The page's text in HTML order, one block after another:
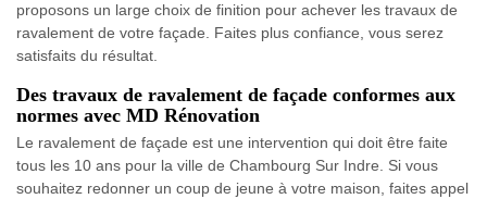
proposons un large choix de finition pour achever les travaux de
ravalement de votre façade. Faites plus confiance, vous serez
satisfaits du résultat.
Des travaux de ravalement de façade conformes aux
normes avec MD Rénovation
Le ravalement de façade est une intervention qui doit être faite
tous les 10 ans pour la ville de Chambourg Sur Indre. Si vous
souhaitez redonner un coup de jeune à votre maison, faites appel